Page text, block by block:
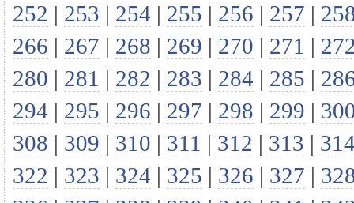
252 | 253 | 254 | 255 | 256 | 257 |
266 | 267 | 268 | 269 | 270 | 271 |
280 | 281 | 282 | 283 | 284 | 285 |
294 | 295 | 296 | 297 | 298 | 299 |
308 | 309 | 310 | 311 | 312 | 313 |
322 | 323 | 324 | 325 | 326 | 327 |